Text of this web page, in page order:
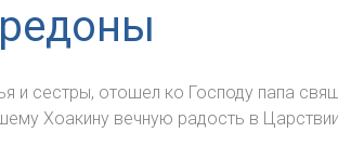
и сестры, отошел ко Господу папа
Хоакину вечную радость в